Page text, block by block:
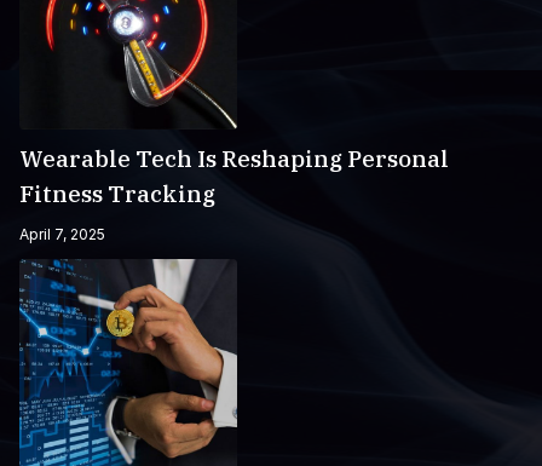
Wearable Tech Is Reshaping Personal
Fitness Tracking
April 7, 2025